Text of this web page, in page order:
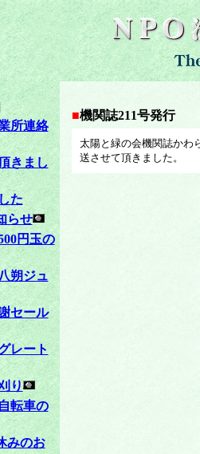
所連絡
きまし
た
らせ
円玉の
朔ジュ
セール
レート
り
転車の
みのお
■機関誌211号発行
太陽と緑の会機関誌かわ
送させて頂きました。